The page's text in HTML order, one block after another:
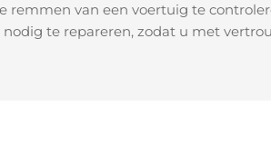
remmen van een voertuig te
te repareren, zodat u met